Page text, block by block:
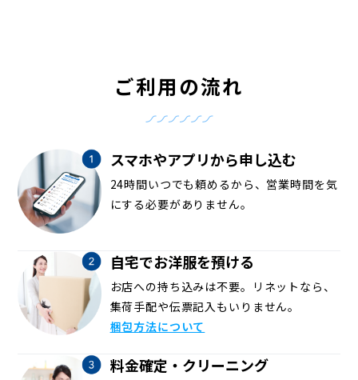
ご利用の流れ
スマホやアプリから申し込む
24時間いつでも頼めるから、営業時間を気
にする必要がありません。
自宅でお洋服を預ける
お店への持ち込みは不要。リネットなら、
集荷手配や伝票記入もいりません。
梱包方法について
料金確定・クリーニング